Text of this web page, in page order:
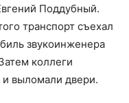
Поддубный.
транспорт съехал
звукоинженера
коллеги
выломали двери.